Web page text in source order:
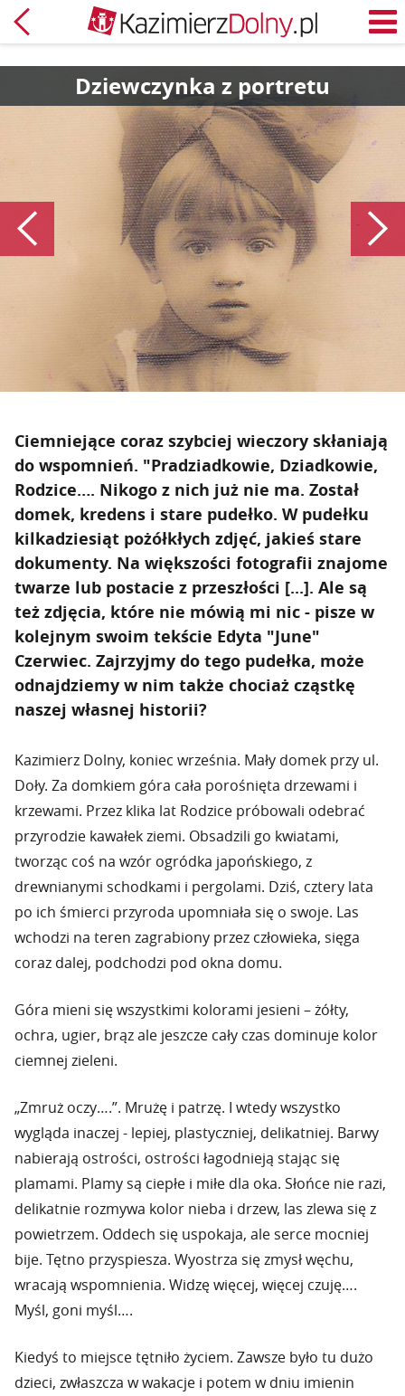
Powrót
Dziewczynka z portretu
Poprzedni
Ciemniejące coraz szybciej wieczory skłaniają
do wspomnień. "Pradziadkowie, Dziadkowie,
Rodzice…. Nikogo z nich już nie ma. Został
domek, kredens i stare pudełko. W pudełku
kilkadziesiąt pożółkłych zdjęć, jakieś stare
dokumenty. Na większości fotografii znajome
twarze lub postacie z przeszłości [...]. Ale są
też zdjęcia, które nie mówią mi nic - pisze w
kolejnym swoim tekście Edyta "June"
Czerwiec. Zajrzyjmy do tego pudełka, może
odnajdziemy w nim także chociaż cząstkę
naszej własnej historii?
Kazimierz Dolny, koniec września. Mały domek przy ul.
Doły. Za domkiem góra cała porośnięta drzewami i
krzewami. Przez klika lat Rodzice próbowali odebrać
przyrodzie kawałek ziemi. Obsadzili go kwiatami,
tworząc coś na wzór ogródka japońskiego, z
drewnianymi schodkami i pergolami. Dziś, cztery lata
po ich śmierci przyroda upomniała się o swoje. Las
wchodzi na teren zagrabiony przez człowieka, sięga
coraz dalej, podchodzi pod okna domu.
Góra mieni się wszystkimi kolorami jesieni – żółty,
ochra, ugier, brąz ale jeszcze cały czas dominuje kolor
ciemnej zieleni.
„Zmruż oczy….”. Mrużę i patrzę. I wtedy wszystko
wygląda inaczej - lepiej, plastyczniej, delikatniej. Barwy
nabierają ostrości, ostrości łagodnieją stając się
plamami. Plamy są ciepłe i miłe dla oka. Słońce nie razi,
delikatnie rozmywa kolor nieba i drzew, las zlewa się z
powietrzem. Oddech się uspokaja, ale serce mocniej
bije. Tętno przyspiesza. Wyostrza się zmysł węchu,
wracają wspomnienia. Widzę więcej, więcej czuję….
Myśl, goni myśl….
Kiedyś to miejsce tętniło życiem. Zawsze było tu dużo
dzieci, zwłaszcza w wakacje i potem w dniu imienin